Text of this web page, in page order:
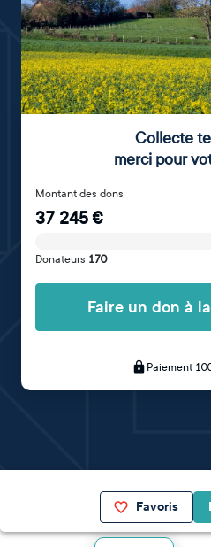
Collecte
merci pour
Montant des dons
37 245€
Donateurs 170
Faire un don à
Paiement
Favoris